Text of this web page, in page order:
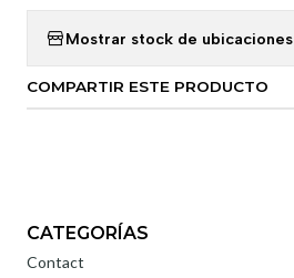
Mostrar stock de ubicaciones
COMPARTIR ESTE PRODUCTO
CATEGORÍAS
Contact